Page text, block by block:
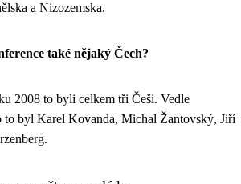
a Nizozemska.
také nějaký Čech?
2008 to byli celkem tři Češi. Vedle
byl Karel Kovanda, Michal Žantovský, Jiří